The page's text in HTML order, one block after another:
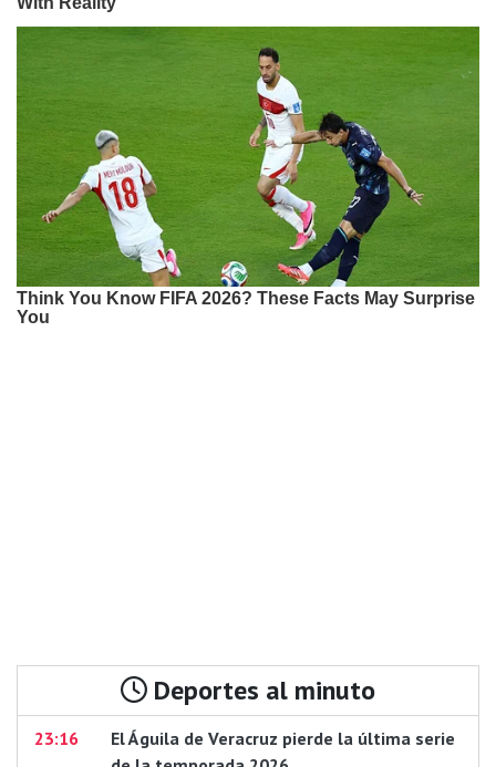
Deportes al minuto
23:16
El Águila de Veracruz pierde la última serie